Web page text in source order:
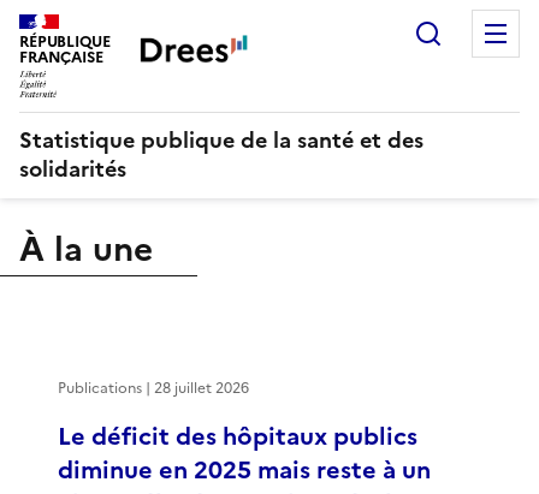
RÉPUBLIQUE
FRANÇAISE
Statistique publique de la santé et des
solidarités
À la une
Le déficit des hôpitaux publics
diminue en 2025 mais reste à un
Publications | 28 juillet 2026